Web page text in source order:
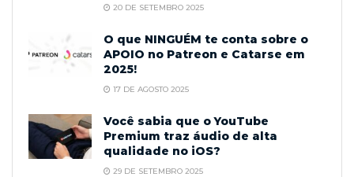
20 DE SETEMBRO 2025
O que NINGUÉM te conta sobre o
APOIO no Patreon e Catarse em
2025!
17 DE AGOSTO 2025
Você sabia que o YouTube
Premium traz áudio de alta
qualidade no iOS?
29 DE SETEMBRO 2025